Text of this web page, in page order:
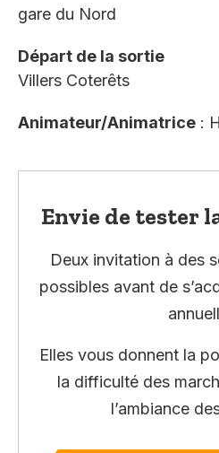
gare du Nord
Départ de la sortie
Villers Coterêts
Animateur/Animatrice :
Envie de tester
Deux invitation à des
possibles avant de
Elles vous donnent la
la difficulté des
l’ambiance